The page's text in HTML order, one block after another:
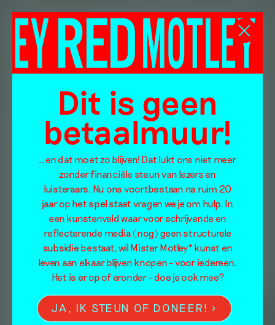
Dit is geen
betaalmuur!
…en dat moet zo blijven! Dat lukt ons niet meer
zonder financiële steun van lezers en
luisteraars. Nu ons voortbestaan na ruim 20
jaar op het spel staat vragen we je om hulp. In
een kunstenveld waar voor schrijvende en
reflecterende media (nog) geen structurele
subsidie bestaat, wil Mister Motley* kunst en
leven aan elkaar blijven knopen – voor iedereen.
Het is er op of eronder – doe je ook mee?
JA, IK STEUN OF DONEER!